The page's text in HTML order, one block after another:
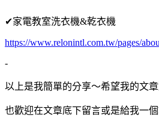
✔家電教室洗衣機&乾衣機
https://www.relonintl.com.tw/pages/
-
以上是我簡單的分享～希望我的文
也歡迎在文章底下留言或是給我一